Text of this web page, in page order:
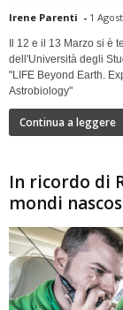
Irene Parenti - 1
Il 12 e il 13 Marzo si è
dell'Università degli
"LIFE Beyond Earth.
Astrobiology"
Continua a leggere
In ricordo di
mondi